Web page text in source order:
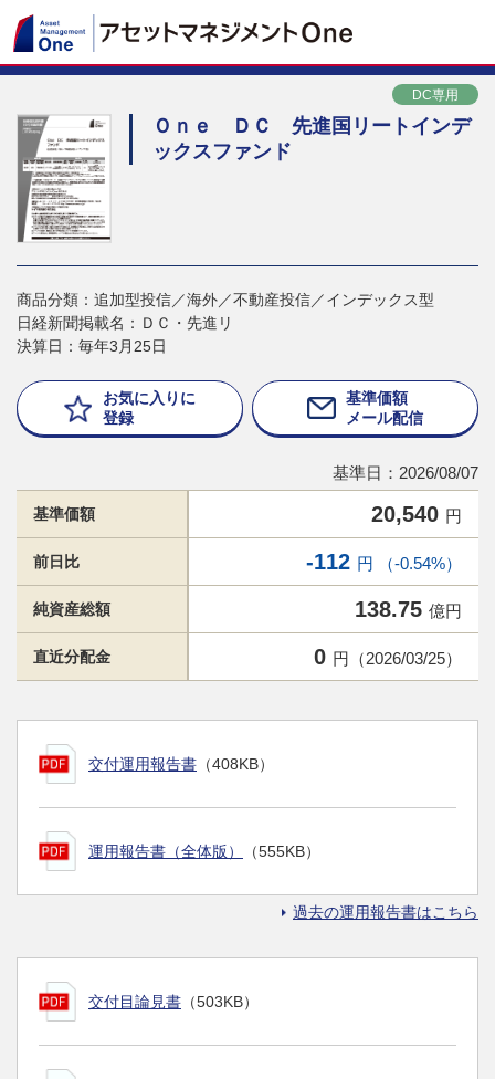
DC専用
Ｏｎｅ ＤＣ 先進国リートインデ
ックスファンド
商品分類：追加型投信／海外／不動産投信／インデックス型
日経新聞掲載名：ＤＣ・先進リ
決算日：毎年3月25日
お気に入りに
登録
基準価額
メール配信
基準日：2026/08/07
基準価額 20,540 円
前日比 -112 円 （-0.54%）
純資産総額 138.75 億円
直近分配金 0 円（2026/03/25）
交付運用報告書 （408KB）
運用報告書（全体版） （555KB）
過去の運用報告書はこちら
交付目論見書 （503KB）